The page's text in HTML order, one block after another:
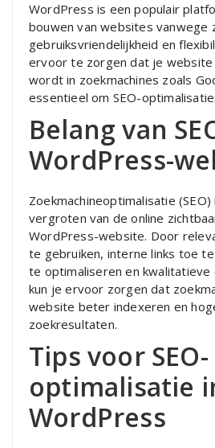
WordPress is een populair
bouwen van websites vanwege
gebruiksvriendelijkheid en
ervoor te zorgen dat je website
wordt in zoekmachines zoals
essentieel om SEO-
Belang van
WordPress-
Zoekmachineoptimalisatie
vergroten van de online
WordPress-website. Door
te gebruiken, interne links toe
te optimaliseren en
kun je ervoor zorgen dat
website beter indexeren en
zoekresultaten.
Tips voor SEO-
optimalisatie
WordPress